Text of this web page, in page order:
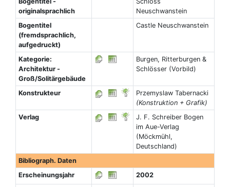
originalsprachlich
Neuschwanstein
Bogentitel
(fremdsprachlich,
aufgedruckt)
Castle Neuschwanstein
Kategorie:
Architektur -
Groß/Solitärgebäude
Burgen, Ritterburgen &
Schlösser (Vorbild)
Konstrukteur
Przemyslaw Tabernacki
(Konstruktion + Grafik)
Verlag
J. F. Schreiber Bogen
im Aue-Verlag
(Möckmühl,
Deutschland)
Bibliograph. Daten
Erscheinungsjahr
2002